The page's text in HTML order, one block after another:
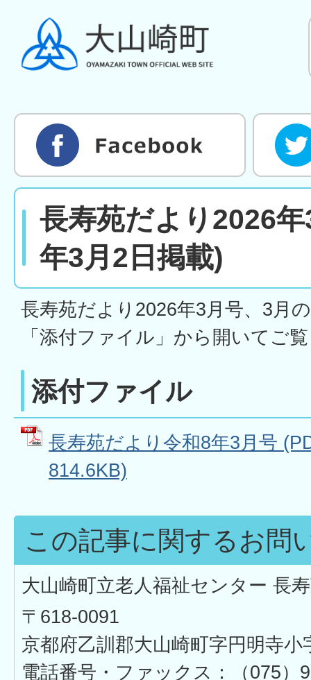
長寿苑だより2026
年3月2日掲載)
長寿苑だより2026年3月号、3月
「添付ファイル」から開いてご
添付ファイル
長寿苑だより令和8年3月号
814.6KB)
この記事に関するお問
大山崎町立老人福祉センター 長
〒618-0091
京都府乙訓郡大山崎町字円明寺小
電話番号・ファックス：（075）